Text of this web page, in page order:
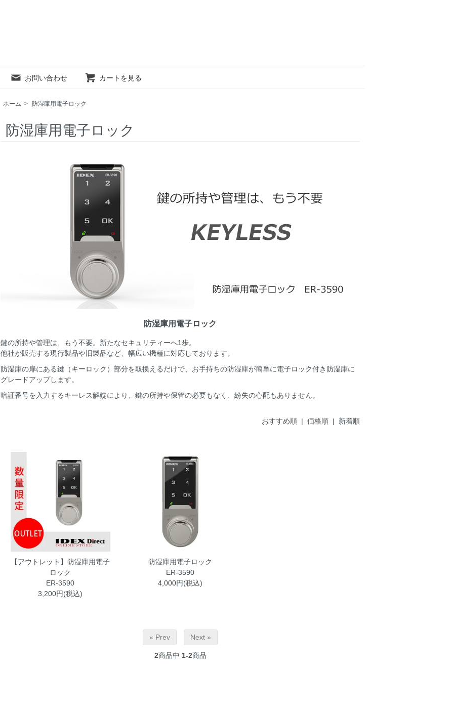
お問い合わせ カートを見る
ホーム > 防湿庫用電子ロック
防湿庫用電子ロック
防湿庫用電子ロック
鍵の所持や管理は、もう不要。新たなセキュリティーへ1歩。
他社が販売する現行製品や旧製品など、幅広い機種に対応しております。
防湿庫の扉にある鍵（キーロック）部分を取換えるだけで、お手持ちの防湿庫が簡単に電子ロック付き防湿庫に
グレードアップします。
暗証番号を入力するキーレス解錠により、鍵の所持や保管の必要もなく、紛失の心配もありません。
おすすめ順 | 価格順 | 新着順
【アウトレット】防湿庫用電子
ロック
ER-3590
3,200円(税込)
防湿庫用電子ロック
ER-3590
4,000円(税込)
« Prev Next »
2商品中 1-2商品